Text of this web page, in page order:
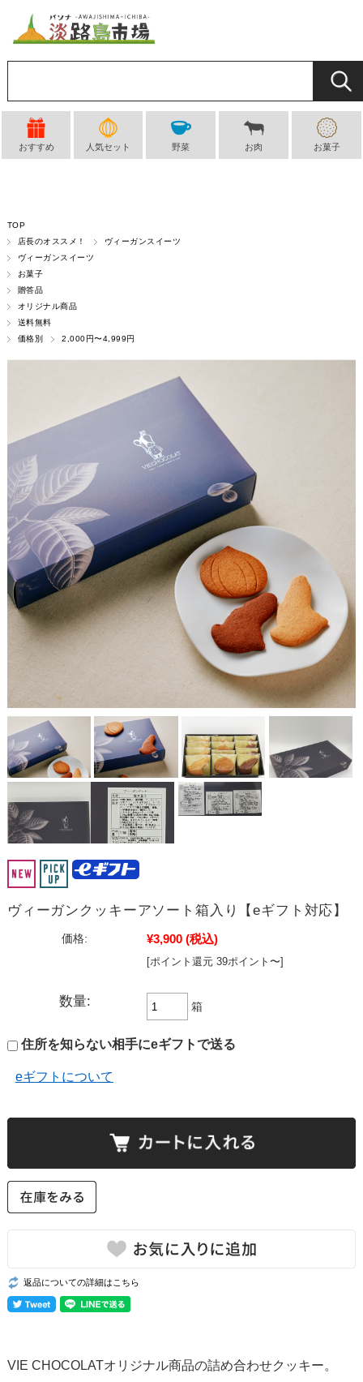
おすすめ 人気セット 野菜 お肉 お菓子
TOP
店長のオススメ！
ヴィーガンスイーツ
ヴィーガンスイーツ
お菓子
贈答品
オリジナル商品
送料無料
価格別
2,000円〜4,999円
ヴィーガンクッキーアソート箱入り【eギフト対応】
価格: ¥3,900 (税込)
[ポイント還元 39ポイント〜]
数量: 箱
住所を知らない相手にeギフトで送る
eギフトについて
返品についての詳細はこちら
VIE CHOCOLATオリジナル商品の詰め合わせクッキー。